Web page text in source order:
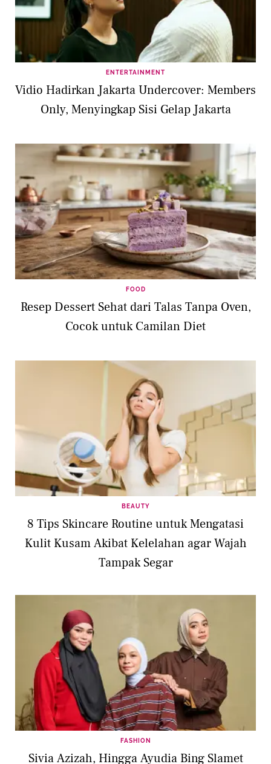
ENTERTAINMENT
Vidio Hadirkan Jakarta Undercover: Members
Only, Menyingkap Sisi Gelap Jakarta
FOOD
Resep Dessert Sehat dari Talas Tanpa Oven,
Cocok untuk Camilan Diet
BEAUTY
8 Tips Skincare Routine untuk Mengatasi
Kulit Kusam Akibat Kelelahan agar Wajah
Tampak Segar
FASHION
Sivia Azizah, Hingga Ayudia Bing Slamet